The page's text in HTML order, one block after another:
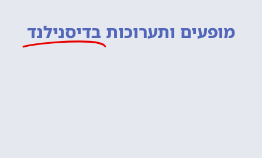
מופעים ותערוכות בדיסנילנד